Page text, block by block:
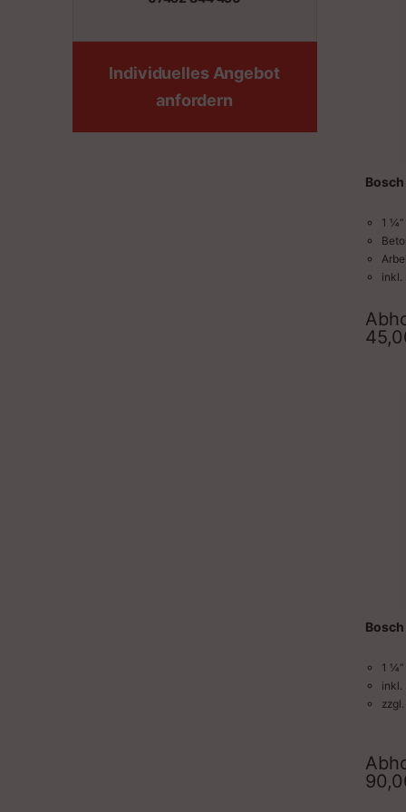
1
inkl.
1
inkl.
Individuelles Angebot
anfordern